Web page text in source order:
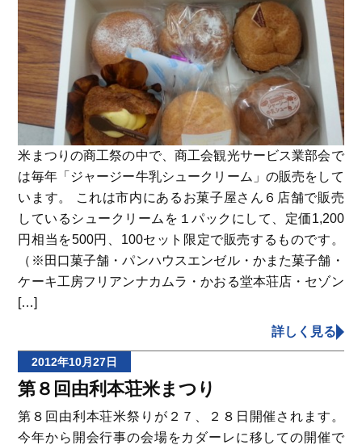
米まつりの商工祭の中で、商工会観光サービス業部会で
は毎年「ジャージー牛乳シュークリーム」の販売をして
います。 これは市内にあるお菓子屋さん６店舗で販売
しているシュークリームを１パックにして、定価1,200
円相当を500円、100セット限定で販売するものです。
（※田口菓子舗・パンハウスエンゼル・かまた菓子舗・
ケーキ工房フリアンナカムラ・かおる堂本荘店・セゾン
[…]
詳しく見る
2012年10月27日
第８回由利本荘米まつり
第８回由利本荘米祭りが２７、２８日開催されます。
今年から開会行事の会場をカダーレに移しての開催で